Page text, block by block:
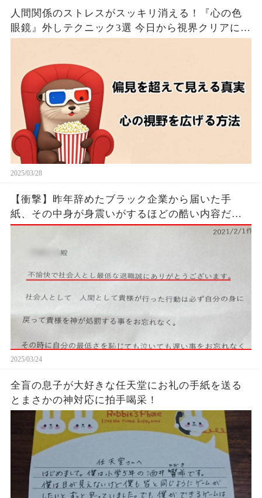
人間関係のストレスがスッキリ消える！『心の色
眼鏡』外しテクニック3選 今日から視界クリアにな
2025/03/28
【衝撃】昨年辞めたブラック企業から届いた手
紙、その中身が身震いがするほどの酷い内容だっ
た…...
2025/03/24
全盲の息子が大好きな任天堂にお礼の手紙を送る
とまさかの神対応に拍手喝采！